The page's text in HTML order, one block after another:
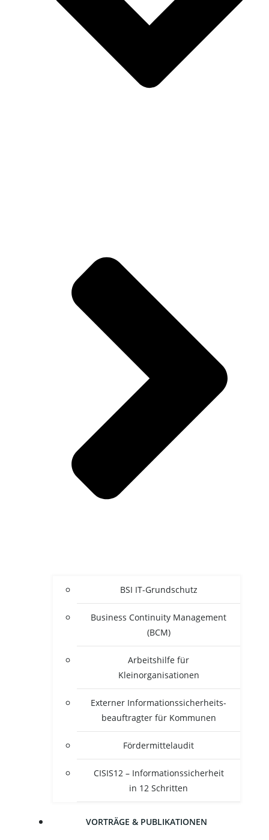
BSI IT-Grun­d­­schutz
Busi­ness Con­ti­nui­ty Manage­ment
(BCM)
Arbeits­hil­fe für
Kleinorganisationen
Exter­ner Infor­ma­ti­ons­si­cher­heits­
be­auf­trag­ter für Kommunen
För­der­mit­tel­au­dit
CISIS12 – Infor­ma­ti­ons­si­cher­heit
in 12 Schritten
VOR­TRÄ­GE & PUBLIKATIONEN